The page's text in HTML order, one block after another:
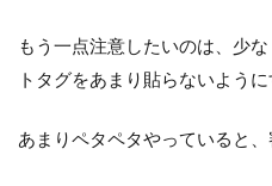
もう一点注意したいのは、少
トタグをあまり貼らないよう
あまりペタペタやっていると、